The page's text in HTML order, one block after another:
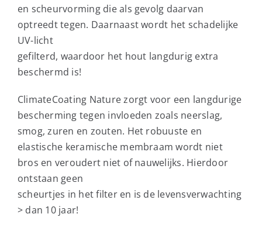
en scheurvorming die als gevolg daarvan
optreedt tegen. Daarnaast wordt het schadelijke
UV-licht
gefilterd, waardoor het hout langdurig extra
beschermd is!
ClimateCoating Nature zorgt voor een langdurige
bescherming tegen invloeden zoals neerslag,
smog, zuren en zouten. Het robuuste en
elastische keramische membraam wordt niet
bros en veroudert niet of nauwelijks. Hierdoor
ontstaan geen
scheurtjes in het filter en is de levensverwachting
> dan 10 jaar!